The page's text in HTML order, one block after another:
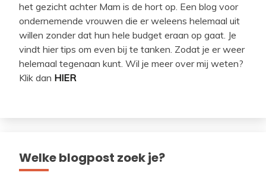
het gezicht achter Mam is de hort op. Een blog voor
ondernemende vrouwen die er weleens helemaal uit
willen zonder dat hun hele budget eraan op gaat. Je
vindt hier tips om even bij te tanken. Zodat je er weer
helemaal tegenaan kunt. Wil je meer over mij weten?
Klik dan HIER
Welke blogpost zoek je?